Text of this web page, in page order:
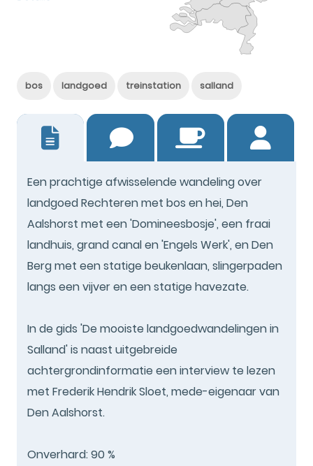
bos landgoed treinstation salland
Een prachtige afwisselende wandeling over
landgoed Rechteren met bos en hei, Den
Aalshorst met een 'Domineesbosje', een fraai
landhuis, grand canal en 'Engels Werk', en Den
Berg met een statige beukenlaan, slingerpaden
langs een vijver en een statige havezate.
In de gids 'De mooiste landgoedwandelingen in
Salland' is naast uitgebreide
achtergrondinformatie een interview te lezen
met Frederik Hendrik Sloet, mede-eigenaar van
Den Aalshorst.
Onverhard: 90 %